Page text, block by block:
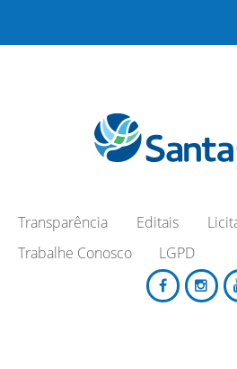
Transparência Editais
Trabalhe Conosco
LGPD